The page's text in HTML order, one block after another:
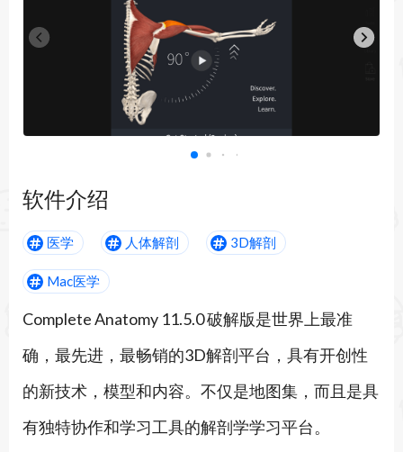
软件介绍
医学 人体解剖 3D解剖
Mac医学
Complete Anatomy 11.5.0 破解版是世界上最准
确，最先进，最畅销的3D解剖平台，具有开创性
的新技术，模型和内容。不仅是地图集，而且是具
有独特协作和学习工具的解剖学学习平台。